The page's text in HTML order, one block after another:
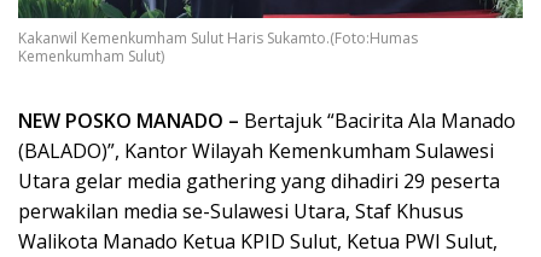
Kakanwil Kemenkumham Sulut Haris Sukamto.(Foto:Humas
Kemenkumham Sulut)
NEW POSKO MANADO – Bertajuk “Bacirita Ala Manado
(BALADO)”, Kantor Wilayah Kemenkumham Sulawesi
Utara gelar media gathering yang dihadiri 29 peserta
perwakilan media se-Sulawesi Utara, Staf Khusus
Walikota Manado Ketua KPID Sulut, Ketua PWI Sulut,